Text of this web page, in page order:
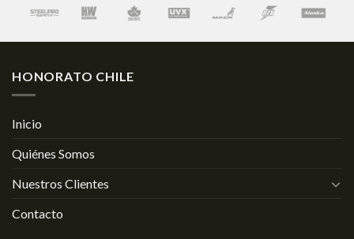
HONORATO CHILE
Inicio
Quiénes Somos
Nuestros Clientes
Contacto